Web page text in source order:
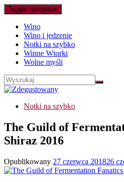
Toggle navigation
Wino
Wino i jedzenie
Notki na szybko
Winne Wtorki
Wolne myśli
Notki na szybko
The Guild of
Shiraz 2016
Opublikowany 27 czerwca 201826